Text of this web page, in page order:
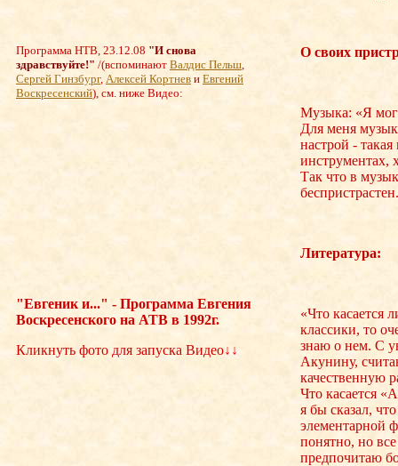
Программа НТВ, 23.12.08 "И снова
здравствуйте!" /(вспоминают Валдис Пельш,
Сергей Гинзбург, Алексей Кортнев и Евгений
Воскресенский), см. ниже Видео:
"Евгеник и..." - Программа Евгения
Воскресенского на АТВ в 1992г.
Кликнуть фото для запуска Видео↓↓
О своих
Музыка: «Я
Для меня
настрой -
инструментах,
Так что в
Литература:
«Что касается
классики, то
знаю о нем. С
Акунину,
качественную
Что касается
я бы сказал,
элементарной
понятно, но
предпочитаю